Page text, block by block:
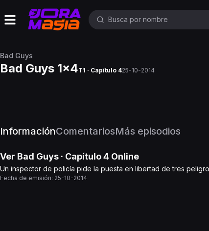
Bad Guys
Bad Guys 1x4T1 · Capítulo 425-10-2014
InformaciónComentariosMás episodios
Ver Bad Guys · Capítulo4 Online
Un inspector de policía pide la puesta en libertad de tres
Fecha de emisión: 25-10-2014